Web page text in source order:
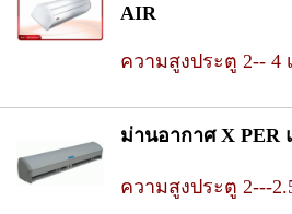
AIR
ความสูงประตู 2-- 4
ม่านอากาศ X PER
ความสูงประตู 2---